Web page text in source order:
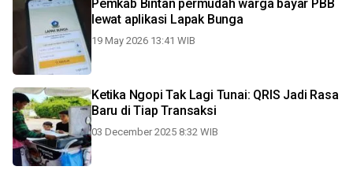
Pemkab Bintan permudah warga bayar PBB
lewat aplikasi Lapak Bunga
19 May 2026 13:41 WIB
Ketika Ngopi Tak Lagi Tunai: QRIS Jadi Rasa
Baru di Tiap Transaksi
03 December 2025 8:32 WIB